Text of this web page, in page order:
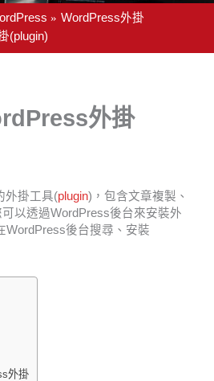
WordPress外掛
(plugin)
外掛
外掛工具(plugin)，包含文章複製、
以透過WordPress後台來安裝外
WordPress後台搜尋、安裝
外掛